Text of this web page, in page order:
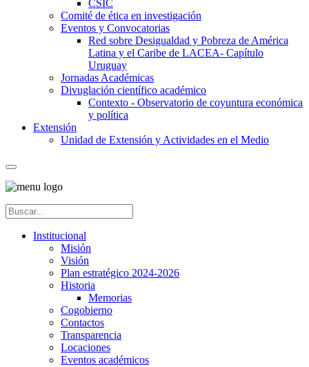
CSIC
Comité de ética en investigación
Eventos y Convocatorias
Red sobre Desigualdad y Pobreza de América
Latina y el Caribe de LACEA- Capítulo
Uruguay
Jornadas Académicas
Divuglación científico académico
Contexto - Observatorio de coyuntura económica
y política
Extensión
Unidad de Extensión y Actividades en el Medio
Institucional
Misión
Visión
Plan estratégico 2024-2026
Historia
Memorias
Cogobierno
Contactos
Transparencia
Locaciones
Eventos académicos